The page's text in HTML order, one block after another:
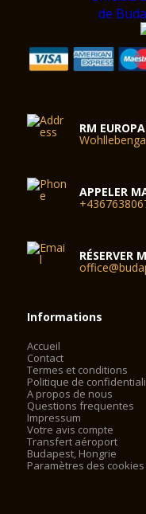
RM
APPELER
RÉSERVER
Informations
Accueil
Contact
Termes et conditions
Politique de
A propos de nous
Questions frequentes
Impressum
Votre avis compte
Transfert aéroport
Budapest, Hongrie
Paramètres des cookies